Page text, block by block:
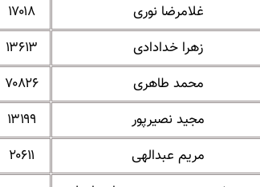
غلامرضا نوری
۱۷۰۱۸
زهرا خدادادی
۱۳۶۱۳
محمد طاهری
۷۰۸۲۶
مجید نصیرپور
۱۳۱۹۹
مریم عبدالهی
۲۰۶۱۱